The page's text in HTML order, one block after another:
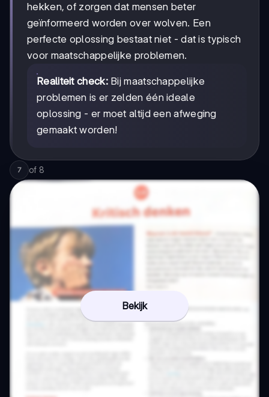
hekken, of zorgen dat mensen beter
geïnformeerd worden over wolven. Een
perfecte oplossing bestaat niet - dat is typisch
voor maatschappelijke problemen.
Realiteit check:Bij maatschappelijke
problemen is er zelden één ideale
oplossing - er moet altijd een afweging
gemaakt worden!
7 of 8
Bekijk